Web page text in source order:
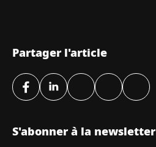
Partager l'article
S'abonner à la newsletter